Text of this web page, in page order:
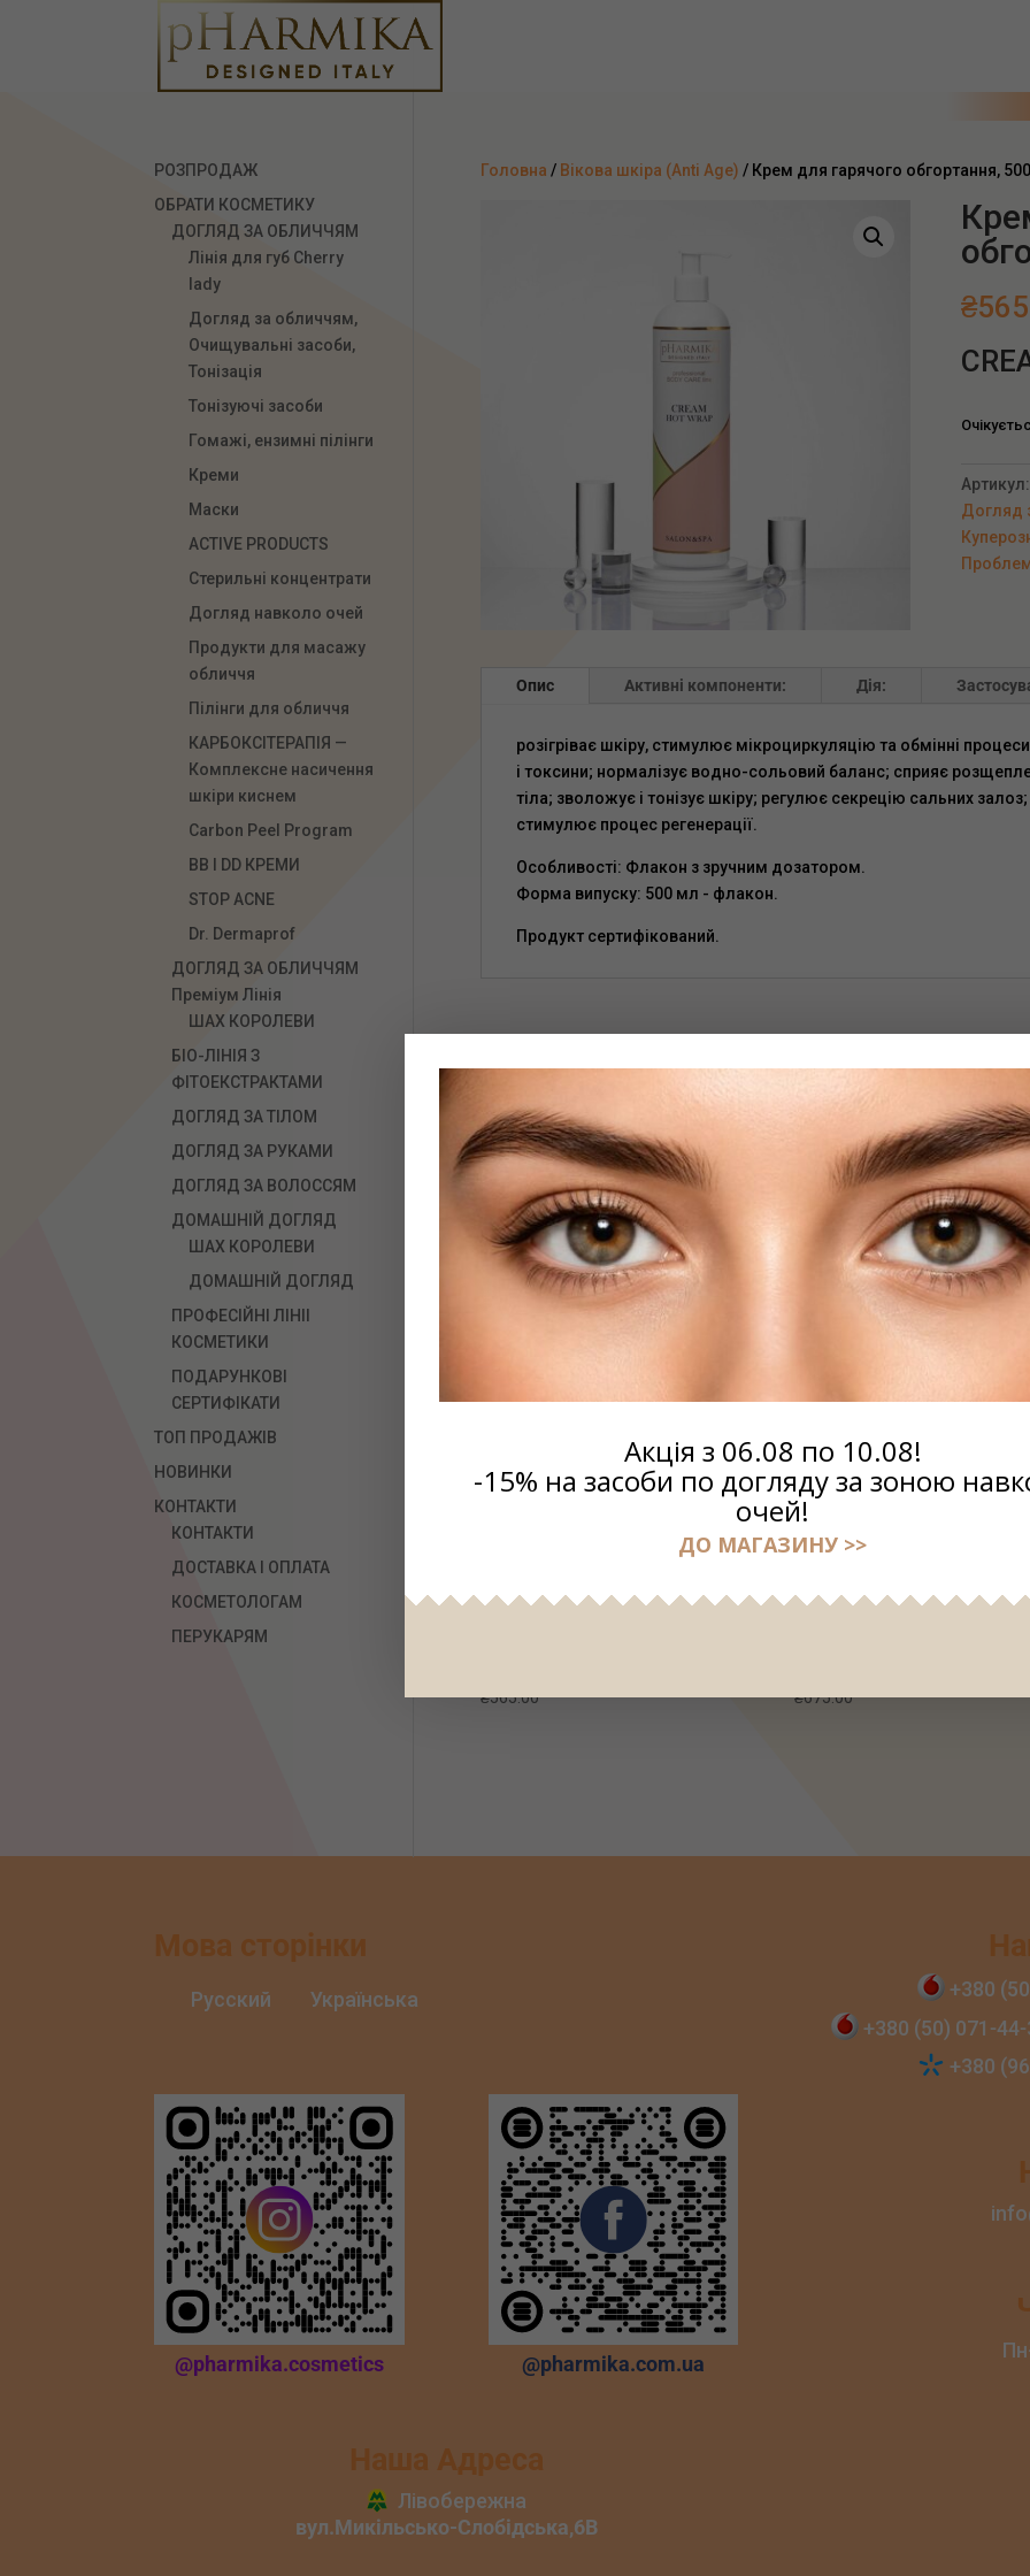
Головна / Вікова шкіра (Anti Age) / Крем для гарячого обгортання,
₴
Догляд
Опис Активні компоненти: Дія:
розігріває шкіру, стимулює мікроциркуляцію та обмінні
і токсини; нормалізує водно-сольовий баланс; сприяє
тіла; зволожує і тонізує шкіру; регулює секрецію сальних
стимулює процес регенерації.
Особливості: Флакон з зручним дозатором.
Форма випуску: 500 мл - флакон.
Продукт сертифікований.
Залиште відгук першим…
ЗАЛИШИТИ ВІДГУК
З цим препаратом
₴565.00
₴675.00
РОЗПРОДАЖ
ОБРАТИ КОСМЕТИКУ
ДОГЛЯД ЗА ОБЛИЧЧЯМ
Лінія для губ Сherry
lady
Догляд за обличчям,
Очищувальні засоби,
Тонізація
Тонізуючі засоби
Гомажі, ензимні пілінги
Креми
Маски
ACTIVE PRODUCTS
Стерильні концентрати
Догляд навколо очей
Продукти для масажу
обличчя
Пілінги для обличчя
КАРБОКСІТЕРАПІЯ —
Комплексне насичення
шкіри киснем
Carbon Peel Program
ВВ І DD КРЕМИ
STOP ACNE
Dr. Dermaprof
ДОГЛЯД ЗА ОБЛИЧЧЯМ
Преміум Лінія
ШАХ КОРОЛЕВИ
БІО-ЛІНІЯ З
ФІТОЕКСТРАКТАМИ
ДОГЛЯД ЗА ТІЛОМ
ДОГЛЯД ЗА РУКАМИ
ДОГЛЯД ЗА ВОЛОССЯМ
ДОМАШНІЙ ДОГЛЯД
ШАХ КОРОЛЕВИ
ДОМАШНІЙ ДОГЛЯД
ПРОФЕСІЙНІ ЛІНІІ
КОСМЕТИКИ
ПОДАРУНКОВІ
СЕРТИФІКАТИ
ТОП ПРОДАЖІВ
НОВИНКИ
КОНТАКТИ
КОНТАКТИ
ДОСТАВКА І ОПЛАТА
КОСМЕТОЛОГАМ
ПЕРУКАРЯМ
Мова сторінки
Русский Українська
@pharmika.cosmetics @pharmika.com.ua
Наша Адреса
+380
+380 (50)
+380
Акція з 06.08 по 10.08!
-15% на засоби по догляду за зоною
очей!
ДО МАГАЗИНУ >>